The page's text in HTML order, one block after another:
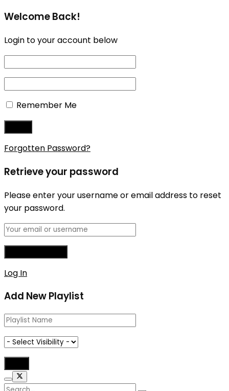
Welcome Back!
Login to your account below
Remember Me
Forgotten Password?
Retrieve your password
Please enter your username or email address to reset
your password.
Log In
Add New Playlist